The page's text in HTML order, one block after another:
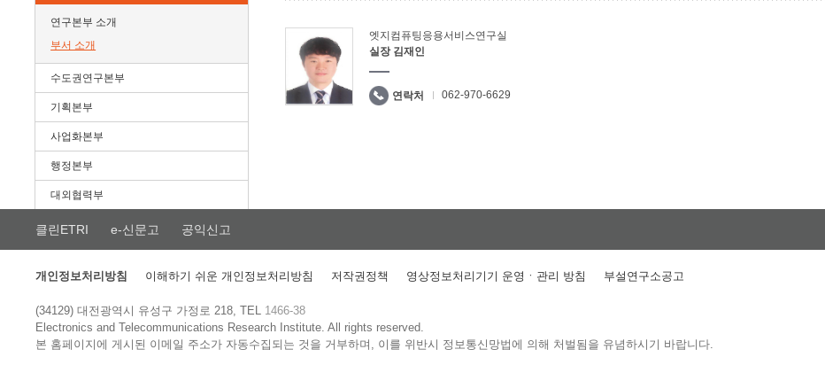
연구본부 소개
부서 소개
수도권연구본부
기획본부
사업화본부
행정본부
대외협력부
엣지컴퓨팅응용서비스연구실
실장 김재인
연락처 062-970-6629
클린ETRI e-신문고 공익신고
개인정보처리방침 이해하기 쉬운 개인정보처리방침 저작권정책 영상정보처리기기 운영ㆍ관리 방침 부설연구소공고
(34129) 대전광역시 유성구 가정로 218, TEL 1466-38
Electronics and Telecommunications Research Institute.All rights reserved.
본 홈페이지에 게시된 이메일 주소가 자동수집되는 것을 거부하며, 이를 위반시 정보통신망법에 의해 처벌됨을 유념하시기 바랍니다.